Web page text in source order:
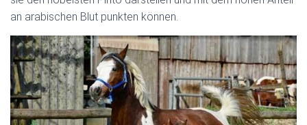
an arabischen Blut punkten können.